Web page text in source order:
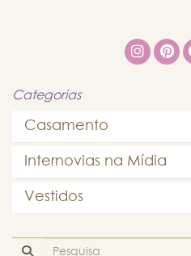
Categorias
Casamento
Internovias na Mídia
Vestidos